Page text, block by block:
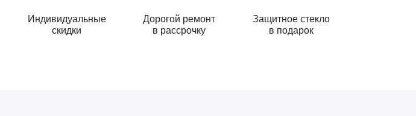
Индивидуальные
скидки
Дорогой ремонт
в рассрочку
Защитное стекло
в подарок